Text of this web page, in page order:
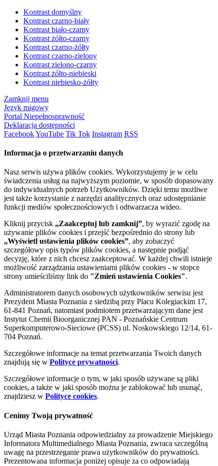
Kontrast domyślny
Kontrast czarno-biały
Kontrast biało-czarny
Kontrast żółto-czarny
Kontrast czarno-żółty
Kontrast czarno-zielony
Kontrast zielono-czarny
Kontrast żółto-niebieski
Kontrast niebiesko-żółty
Zamknij menu
Język migowy
Portal Niepełnosprawność
Deklaracja dostępności
FacebookYouTube Tik Tok Instagram RSS
Informacja o przetwarzaniu danych
Nasz serwis używa plików cookies. Wykorzystujemy je w celu
świadczenia usług na najwyższym poziomie, w sposób dopasowany
do indywidualnych potrzeb Użytkowników. Dzięki temu możliwe
jest także korzystanie z narzędzi analitycznych oraz udostępnianie
funkcji mediów społecznościowych i odtwarzacza wideo.
Kliknij przycisk „Zaakceptuj lub zamknij”, by wyrazić zgodę na
używanie plików cookies i przejść bezpośrednio do strony lub
„Wyświetl ustawienia plików cookies”, aby zobaczyć
szczegółowy opis typów plików cookies, a następnie podjąć
decyzję, które z nich chcesz zaakceptować. W każdej chwili istnieje
możliwość zarządzania ustawieniami plików cookies - w stopce
strony umieściliśmy link do "Zmień ustawienia Cookies".
Administratorem danych osobowych użytkowników serwisu jest
Prezydent Miasta Poznania z siedzibą przy Placu Kolegiackim 17,
61-841 Poznań, natomiast podmiotem przetwarzającym dane jest
Instytut Chemii Bioorganicznej PAN - Poznańskie Centrum
Superkomputerowo-Sieciowe (PCSS) ul. Noskowskiego 12/14, 61-
704 Poznań.
Szczegółowe informacje na temat przetwarzania Twoich danych
znajdują się w Polityce prywatności.
Szczegółowe informacje o tym, w jaki sposób używane są pliki
cookies, a także w jaki sposób można je zablokować lub usunąć,
znajdziesz w Polityce cookies.
Cenimy Twoją prywatność
Urząd Miasta Poznania odpowiedzialny za prowadzenie Miejskiego
Informatora Multimedialnego Miasta Poznania, zwraca szczególną
uwagę na przestrzeganie prawa użytkowników do prywatności.
Prezentowana informacja poniżej opisuje za co odpowiadają